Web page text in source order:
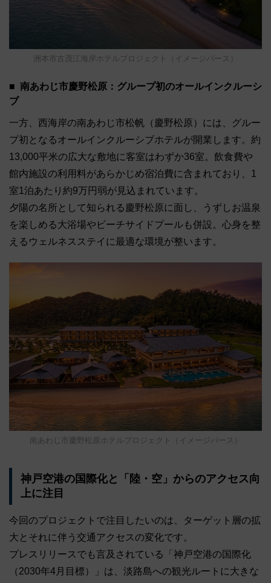
洲本市古茂江海岸ホテルプロジェクト（イメージパース）
南あわじ市慶野松原：グループ初のオールインクルーシ
ブ
一方、西海岸の南あわじ市松帆（慶野松原）には、グルー
プ初となるオールインクルーシブホテルが開業します。約
13,000平米の広大な敷地に客室はわずか36室。飲食費や
館内施設の利用料があらかじめ宿泊費に含まれており、1
室1泊あたり約9万円弱が見込まれています。
夕陽の名所として知られる慶野松原に面し、うずしお温泉
を楽しめる大浴場やビーチサイドプールも併設。心身を整
えるウェルネスステイに最適な環境が整います。
南あわじ市慶野松原ホテルプロジェクト（イメージパース）
神戸空港の国際化と「陸・空」からのアクセス向
上に注目
今回のプロジェクトで注目したいのは、ターゲット層の拡
大とそれに伴う交通アクセスの変化です。
プレスリリースでも言及されている「神戸空港の国際化
（2030年4月目標）」は、淡路島への観光ルートに大きな